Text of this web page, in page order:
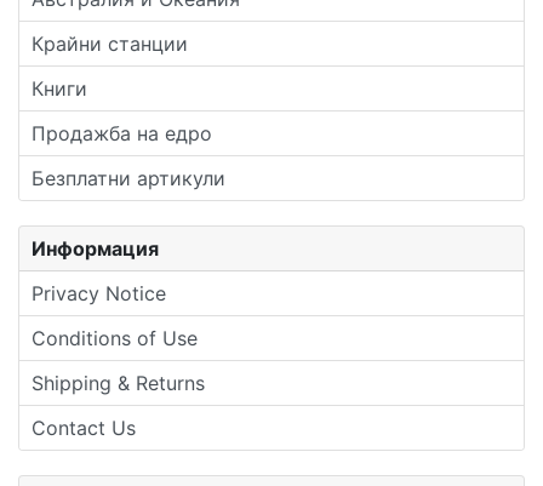
Крайни станции
Книги
Продажба на едро
Безплатни артикули
Информация
Privacy Notice
Conditions of Use
Shipping & Returns
Contact Us